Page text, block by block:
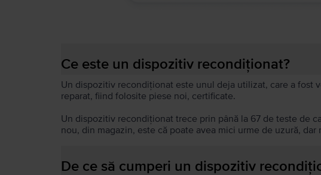
Ce este un dispozitiv recondiționat?
Un dispozitiv recondiționat este unul deja utilizat, care a fost
reparat, fiind folosite piese noi, certificate.
Un dispozitiv recondiționat trece prin până la 67 de teste de
nou, din magazin, este că poate avea mici urme de uzură,
De ce să cumperi un dispozitiv